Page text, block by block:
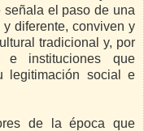
señala el paso de una
diferente, conviven y
tradicional y, por
instituciones que
legitimación social e
de la época que